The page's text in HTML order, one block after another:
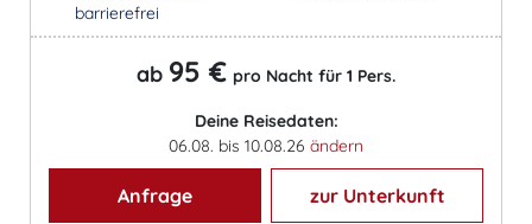
barrierefrei
ab 95 € pro Nacht für 1 Pers.
Deine Reisedaten:
06.08. bis 10.08.26 ändern
Anfrage zur Unterkunft